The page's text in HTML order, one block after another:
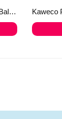
Kaweco PERKEO Roller Ball All Black